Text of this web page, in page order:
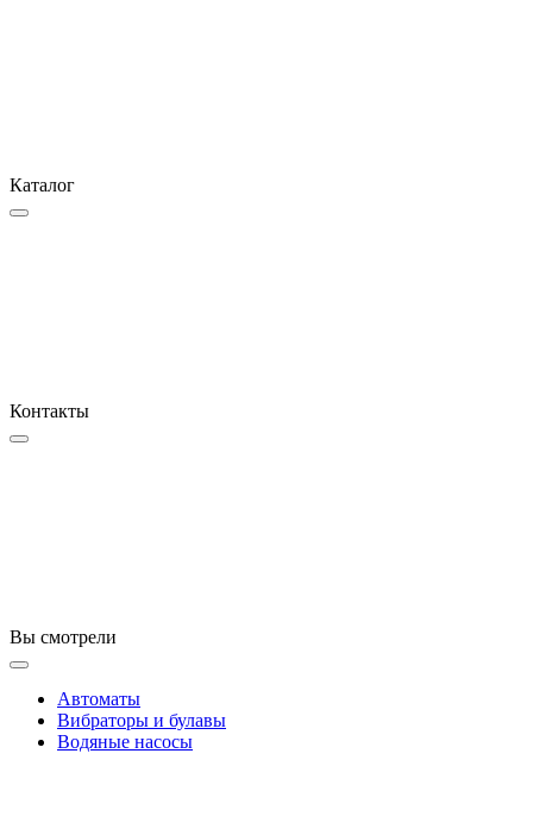
Каталог
Контакты
Вы смотрели
Автоматы
Вибраторы и булавы
Водяные насосы